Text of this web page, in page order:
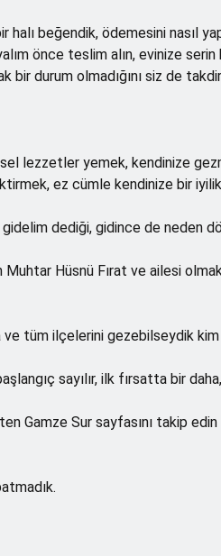
halı beğendik, ödemesini nasıl
önce teslim alın, evinize serin
bir durum olmadığını siz de
lezzetler yemek, kendinize
ez cümle kendinize bir
dediği, gidince de neden
Hüsnü Fırat ve ailesi
ve tüm ilçelerini gezebilseydik
sayılır, ilk fırsatta bir
Gamze Sur sayfasını takip